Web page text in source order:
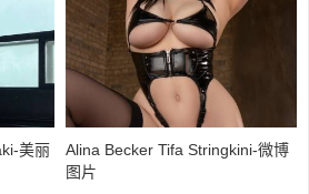
美丽
Alina Becker Tifa Stringkini-微博
图片